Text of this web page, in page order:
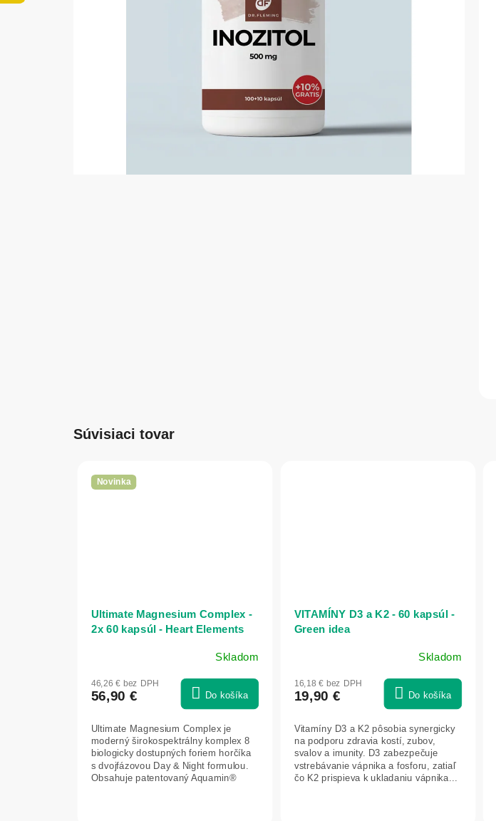
Súvisiaci tovar
Novinka
Ultimate Magnesium Complex -
2x 60 kapsúl - Heart Elements
Skladom
46,26 € bez DPH
56,90 € Do košíka
Ultimate Magnesium Complex je
moderný širokospektrálny komplex 8
biologicky dostupných foriem horčíka
s dvojfázovou Day & Night formulou.
Obsahuje patentovaný Aquamin®
VITAMÍNY D3 a K2 - 60 kapsúl -
Green idea
Skladom
16,18 € bez DPH
19,90 € Do košíka
Vitamíny D3 a K2 pôsobia synergicky
na podporu zdravia kostí, zubov,
svalov a imunity. D3 zabezpečuje
vstrebávanie vápnika a fosforu, zatiaľ
čo K2 prispieva k ukladaniu vápnika...